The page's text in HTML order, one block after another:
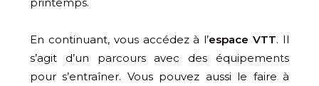
printemps.
En continuant, vous accédez à l’espace VTT. Il
s’agit d’un parcours avec des équipements
pour s’entraîner. Vous pouvez aussi le faire à